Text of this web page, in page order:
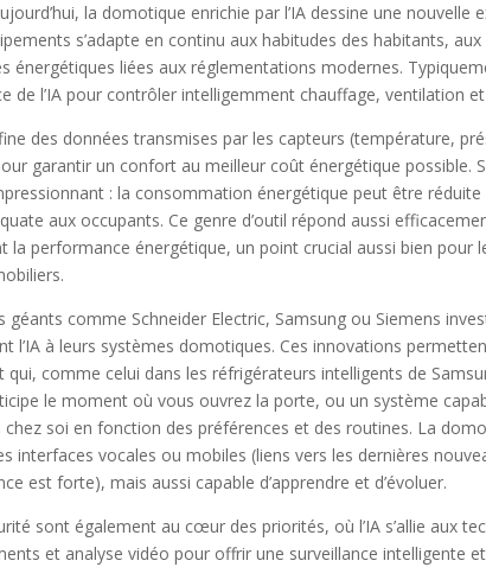
la domotique enrichie par l’IA dessine une nouvelle
s’adapte en continu aux habitudes des habitants,
énergétiques liées aux réglementations modernes.
de l’IA pour contrôler intelligemment chauffage, ventilation
des données transmises par les capteurs (température,
garantir un confort au meilleur coût énergétique possible.
: la consommation énergétique peut être réduite
aux occupants. Ce genre d’outil répond aussi
la performance énergétique, un point crucial aussi bien pour
géants comme Schneider Electric, Samsung ou Siemens
l’IA à leurs systèmes domotiques. Ces innovations
qui, comme celui dans les réfrigérateurs intelligents de
le moment où vous ouvrez la porte, ou un système
chez soi en fonction des préférences et des routines. La
interfaces vocales ou mobiles (liens vers les dernières
est forte), mais aussi capable d’apprendre et d’évoluer.
sont également au cœur des priorités, où l’IA s’allie aux
et analyse vidéo pour offrir une surveillance intelligente